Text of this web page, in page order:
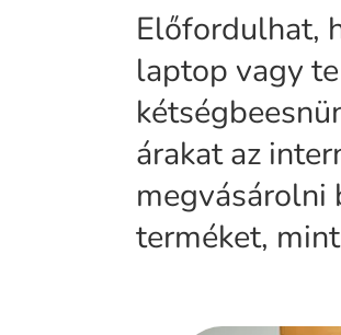
Előfordulhat,
laptop vagy
árakat az
megvásárolni
terméket,